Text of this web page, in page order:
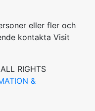
eller fler och
kontakta Visit
ALL RIGHTS
&